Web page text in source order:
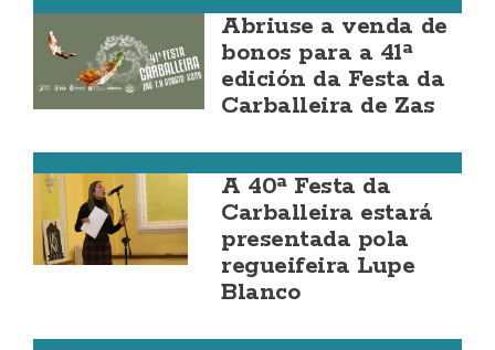
Abriuse a venda de
bonos para a 41ª
edición da Festa da
Carballeira de Zas
A 40ª Festa da
Carballeira estará
presentada pola
regueifeira Lupe
Blanco